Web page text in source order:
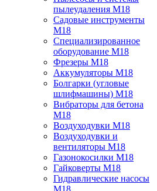
пылеудаления M18
Садовые инструменты
M18
Специализированное
оборудование M18
Фрезеры M18
Аккумуляторы M18
Болгарки (угловые
шлифмашины) M18
Вибраторы для бетона
M18
Воздуходувки M18
Воздуходувки и
вентиляторы M18
Газонокосилки M18
Гайковерты M18
Гидравлические насосы
M18